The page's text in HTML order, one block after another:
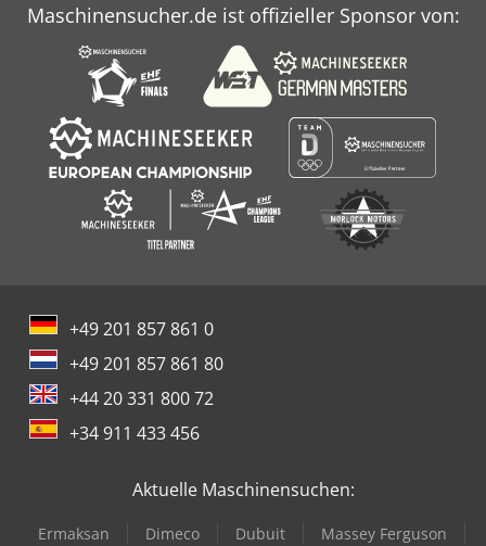
Maschinensucher.de ist offizieller Sponsor von:
+49 201 857 861 0
+49 201 857 861 80
+44 20 331 800 72
+34 911 433 456
Aktuelle Maschinensuchen:
Ermaksan Dimeco Dubuit
Massey Ferguson